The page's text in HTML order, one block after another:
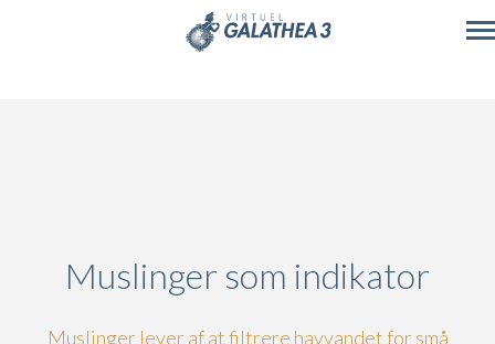
Muslinger som indikator
Muslinger lever af at filtrere havvandet for små